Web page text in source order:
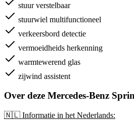
stuur verstelbaar
stuurwiel multifunctioneel
verkeersbord detectie
vermoeidheids herkenning
warmtewerend glas
zijwind assistent
Over deze Mercedes-Benz
🇳🇱 Informatie in het Nederlands: